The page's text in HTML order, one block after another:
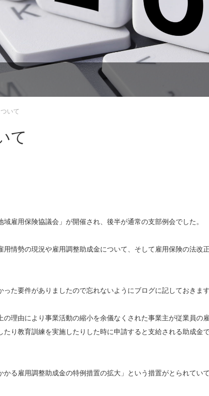
いて
て
雇用保険協議会」が開催され、後半が通常の支部例会でした。
情勢の現況や雇用調整助成金について、そして雇用保険の法改
た要件がありましたので忘れないようにブログに記しておきます
理由により事業活動の縮小を余儀なくされた事業主が従業員の
り教育訓練を実施したりした時に申請すると支給される助成金
る雇用調整助成金の特例措置の拡大」という措置がとられていて